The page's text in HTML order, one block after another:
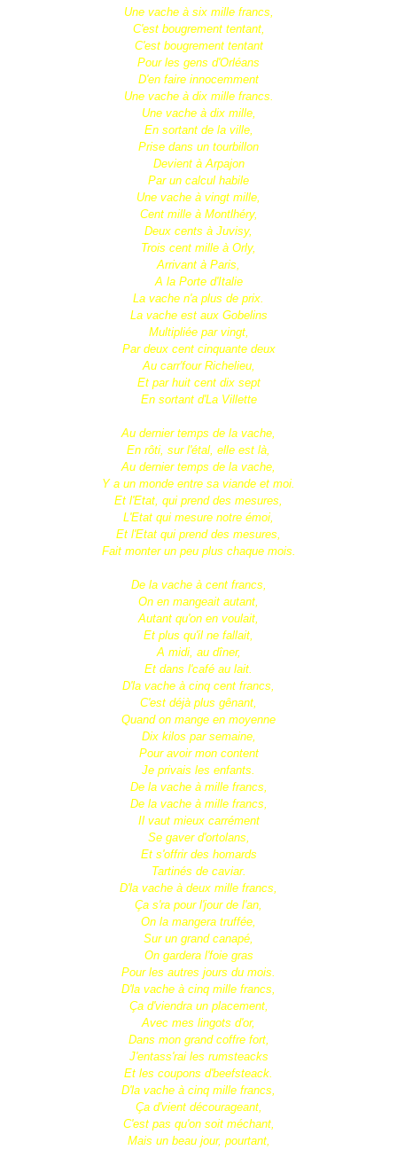
Une vache à six mille francs,
C'est bougrement tentant,
C'est bougrement tentant
Pour les gens d'Orléans
D'en faire innocemment
Une vache à dix mille francs.
Une vache à dix mille,
En sortant de la ville,
Prise dans un tourbillon
Devient à Arpajon
Par un calcul habile
Une vache à vingt mille,
Cent mille à Montlhéry,
Deux cents à Juvisy,
Trois cent mille à Orly,
Arrivant à Paris,
A la Porte d'Italie
La vache n'a plus de prix.
La vache est aux Gobelins
Multipliée par vingt,
Par deux cent cinquante deux
Au carr'four Richelieu,
Et par huit cent dix sept
En sortant d'La Villette
Au dernier temps de la vache,
En rôti, sur l'étal, elle est là,
Au dernier temps de la vache,
Y a un monde entre sa viande et moi.
Et l'Etat, qui prend des mesures,
L'Etat qui mesure notre émoi,
Et l'Etat qui prend des mesures,
Fait monter un peu plus chaque mois.
De la vache à cent francs,
On en mangeait autant,
Autant qu'on en voulait,
Et plus qu'il ne fallait,
A midi, au dîner,
Et dans l'café au lait.
D'la vache à cinq cent francs,
C'est déjà plus gênant,
Quand on mange en moyenne
Dix kilos par semaine,
Pour avoir mon content
Je privais les enfants.
De la vache à mille francs,
De la vache à mille francs,
Il vaut mieux carrément
Se gaver d'ortolans,
Et s'offrir des homards
Tartinés de caviar.
D'la vache à deux mille francs,
Ça s'ra pour l'jour de l'an,
On la mangera truffée,
Sur un grand canapé,
On gardera l'foie gras
Pour les autres jours du mois.
D'la vache à cinq mille francs,
Ça d'viendra un placement,
Avec mes lingots d'or,
Dans mon grand coffre fort,
J'entass'rai les rumsteacks
Et les coupons d'beefsteack.
D'la vache à cinq mille francs,
Ça d'vient décourageant,
C'est pas qu'on soit méchant,
Mais un beau jour, pourtant,